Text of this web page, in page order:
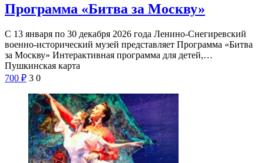
Программа «Битва за Москву»
С 13 января по 30 декабря 2026 года Ленино-Снегиревский
военно-исторический музей представляет Программа «Битва
за Москву» Интерактивная программа для детей,…
Пушкинская карта
700 ₽ 3 0